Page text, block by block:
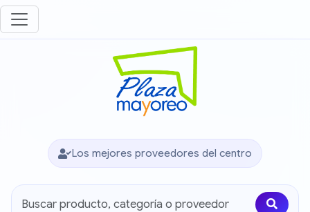
Los mejores proveedores del centro